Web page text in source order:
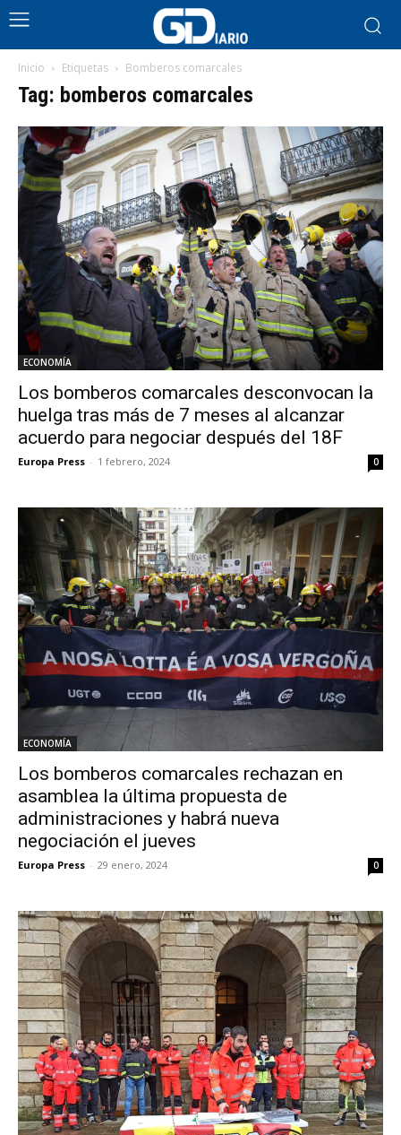
Inicio Etiquetas Bomberos comarcales
Tag: bomberos comarcales
ECONOMÍA
Los bomberos comarcales desconvocan la
huelga tras más de 7 meses al alcanzar
acuerdo para negociar después del 18F
Europa Press - 1 febrero, 2024 0
ECONOMÍA
Los bomberos comarcales rechazan en
asamblea la última propuesta de
administraciones y habrá nueva
negociación el jueves
Europa Press - 29 enero, 2024 0